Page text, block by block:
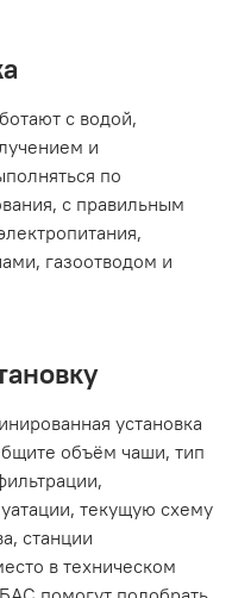
с водой,
и
по
с правильным
газоотводом и
установка
объём чаши, тип
текущую схему
станции
в техническом